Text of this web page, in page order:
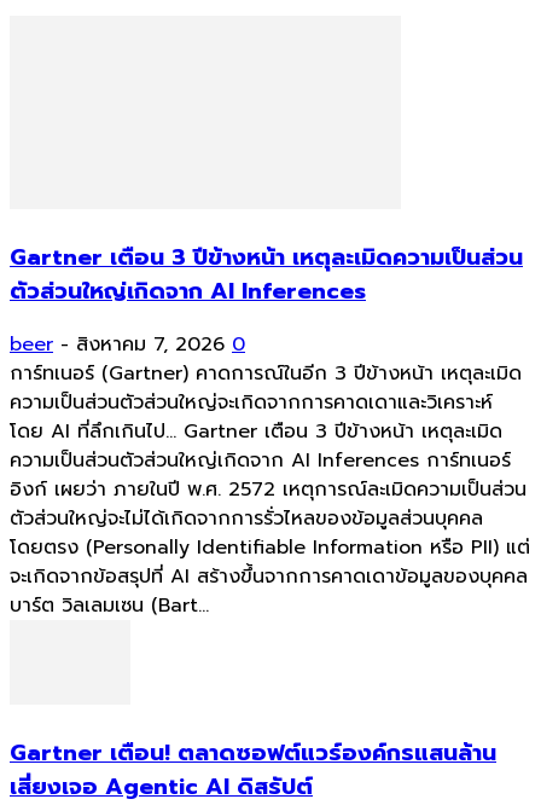
Gartner เตือน 3 ปีข้างหน้า เหตุละเมิดความเป็นส่วน
ตัวส่วนใหญ่เกิดจาก AI Inferences
beer - สิงหาคม 7, 2026 0
การ์ทเนอร์ (Gartner) คาดการณ์ในอีก 3 ปีข้างหน้า เหตุละเมิด
ความเป็นส่วนตัวส่วนใหญ่จะเกิดจากการคาดเดาและวิเคราะห์
โดย AI ที่ลึกเกินไป... Gartner เตือน 3 ปีข้างหน้า เหตุละเมิด
ความเป็นส่วนตัวส่วนใหญ่เกิดจาก AI Inferences การ์ทเนอร์
อิงก์ เผยว่า ภายในปี พ.ศ. 2572 เหตุการณ์ละเมิดความเป็นส่วน
ตัวส่วนใหญ่จะไม่ได้เกิดจากการรั่วไหลของข้อมูลส่วนบุคคล
โดยตรง (Personally Identifiable Information หรือ PII) แต่
จะเกิดจากข้อสรุปที่ AI สร้างขึ้นจากการคาดเดาข้อมูลของบุคคล
บาร์ต วิลเลมเซน (Bart...
Gartner เตือน! ตลาดซอฟต์แวร์องค์กรแสนล้าน
เสี่ยงเจอ Agentic AI ดิสรัปต์